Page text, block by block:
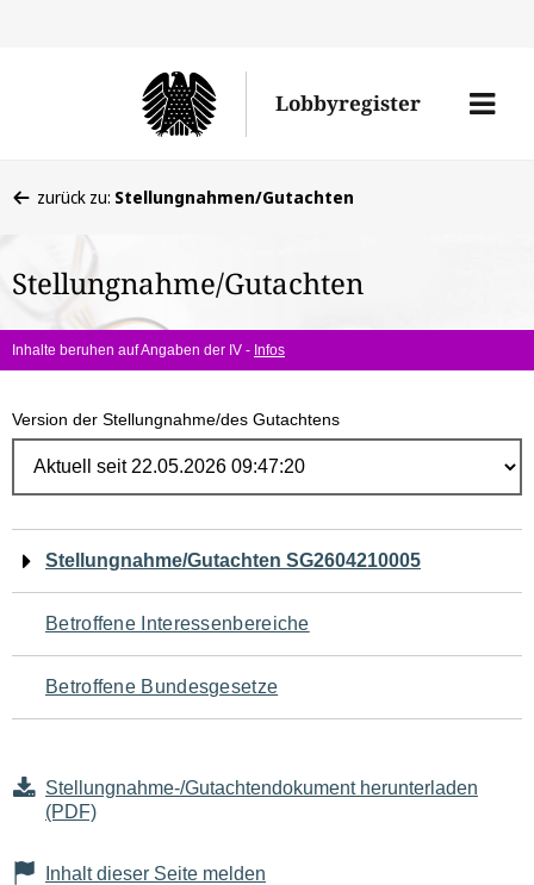
Lobbyregister
Menü
befinden
hier:
zurück zu: Stellungnahmen/Gutachten
Stellungnahme/Gutachten
Inhalte beruhen auf Angaben der IV - Infos
Version der Stellungnahme/des Gutachtens
Navigation
für
den
Seiteninhalt
Stellungnahme/Gutachten SG2604210005
Betroffene Interessenbereiche
Betroffene Bundesgesetze
Stellungnahme-/Gutachtendokument herunterladen
(PDF)
Inhalt dieser Seite melden